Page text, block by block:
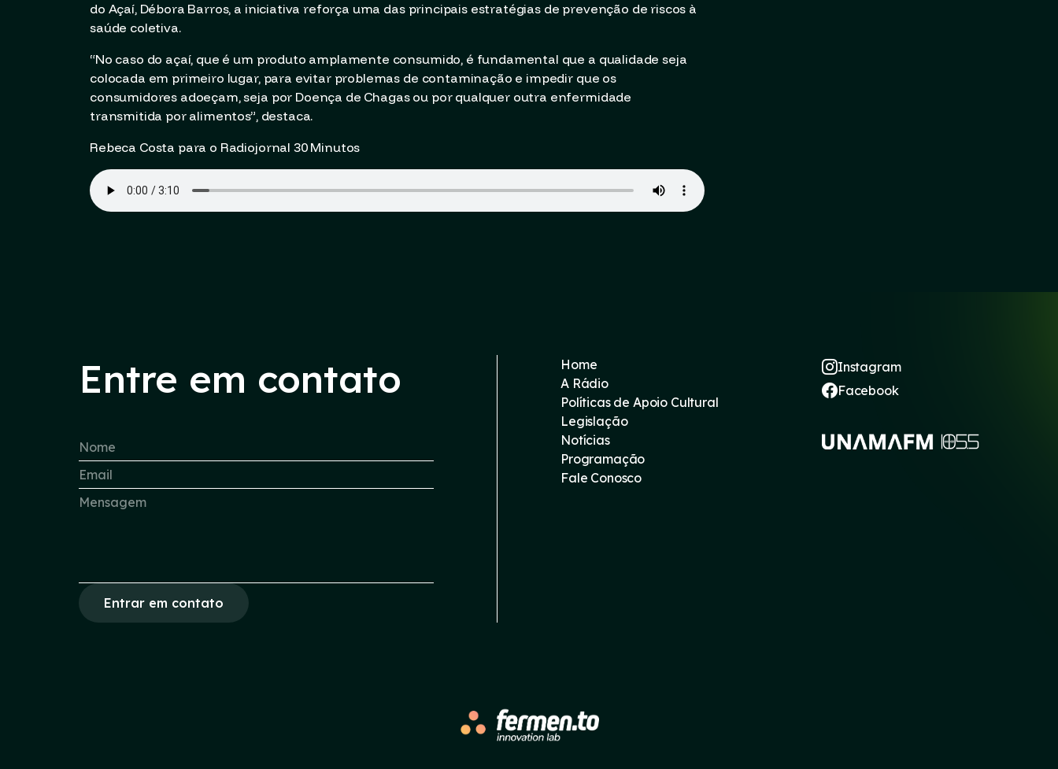
do Açaí, Débora Barros, a iniciativa reforça uma das principais estratégias de prevenção de riscos à
saúde coletiva.
“No caso do açaí, que é um produto amplamente consumido, é fundamental que a qualidade seja
colocada em primeiro lugar, para evitar problemas de contaminação e impedir que os
consumidores adoeçam, seja por Doença de Chagas ou por qualquer outra enfermidade
transmitida por alimentos”, destaca.
Rebeca Costa para o Radiojornal 30 Minutos
Entre em contato
Entrar em contato
Home
A Rádio
Políticas de Apoio Cultural
Legislação
Notícias
Programação
Fale Conosco
Instagram
Facebook